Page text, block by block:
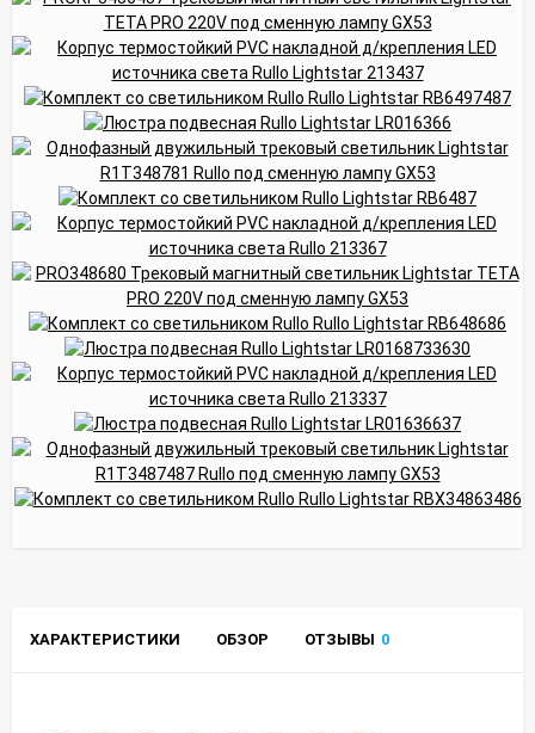
ХАРАКТЕРИСТИКИ ОБЗОР ОТЗЫВЫ 0